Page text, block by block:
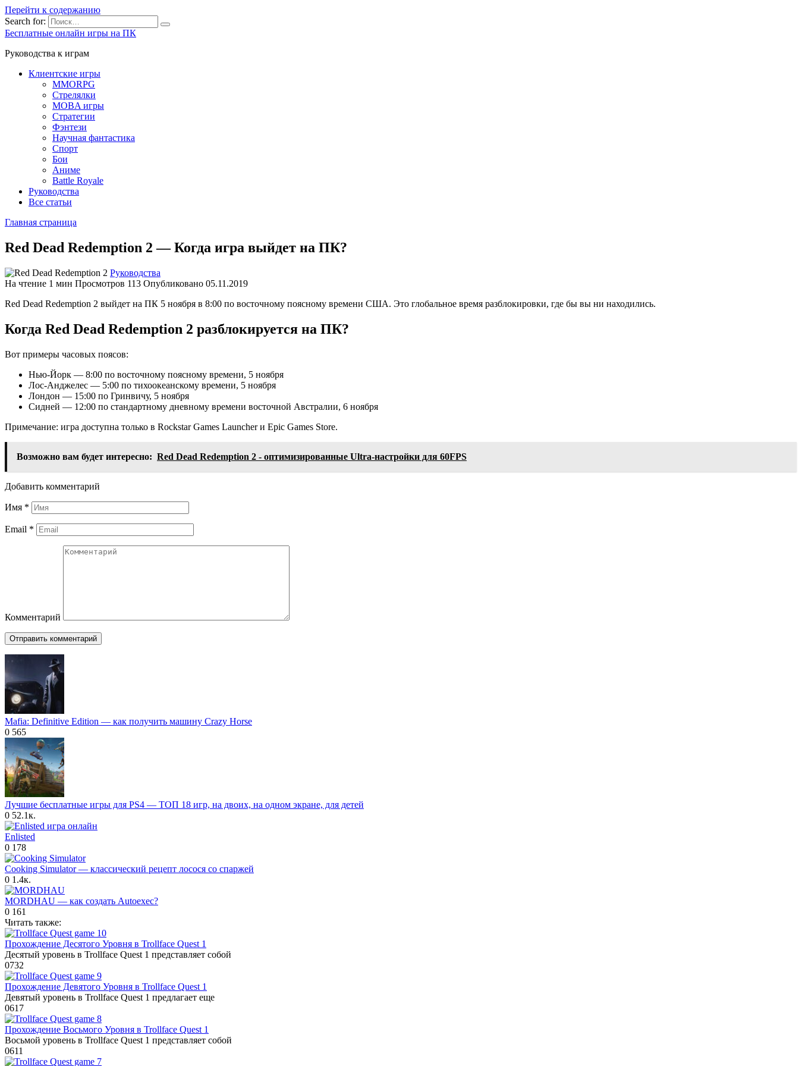
Перейти к содержанию
Search for:
Бесплатные онлайн игры на ПК
Руководства к играм
Клиентские игры
MMORPG
Стрелялки
MOBA игры
Стратегии
Фэнтези
Научная фантастика
Спорт
Бои
Аниме
Battle Royale
Руководства
Все статьи
Главная страница
Red Dead Redemption 2 — Когда игра выйдет на ПК?
Руководства
На чтение 1 мин Просмотров 113 Опубликовано 05.11.2019
Red Dead Redemption 2 выйдет на ПК 5 ноября в 8:00 по восточному поясному времени США. Это глобальное время разблокировки, где бы вы ни находились.
Когда Red Dead Redemption 2 разблокируется на ПК?
Вот примеры часовых поясов:
Нью-Йорк — 8:00 по восточному поясному времени, 5 ноября
Лос-Анджелес — 5:00 по тихоокеанскому времени, 5 ноября
Лондон — 15:00 по Гринвичу, 5 ноября
Сидней — 12:00 по стандартному дневному времени восточной Австралии, 6 ноября
Примечание: игра доступна только в Rockstar Games Launcher и Epic Games Store.
Возможно вам будет интересно: Red Dead Redemption 2 - оптимизированные Ultra-настройки для 60FPS
Добавить комментарий
Имя *
Email *
Комментарий
Mafia: Definitive Edition — как получить машину Crazy Horse
0 565
Лучшие бесплатные игры для PS4 — ТОП 18 игр, на двоих, на одном экране, для детей
0 52.1к.
Enlisted
0 178
Cooking Simulator — классический рецепт лосося со спаржей
0 1.4к.
MORDHAU — как создать Autoexec?
0 161
Читать также:
Прохождение Десятого Уровня в Trollface Quest 1
Десятый уровень в Trollface Quest 1 представляет собой
0732
Прохождение Девятого Уровня в Trollface Quest 1
Девятый уровень в Trollface Quest 1 предлагает еще
0617
Прохождение Восьмого Уровня в Trollface Quest 1
Восьмой уровень в Trollface Quest 1 представляет собой
0611